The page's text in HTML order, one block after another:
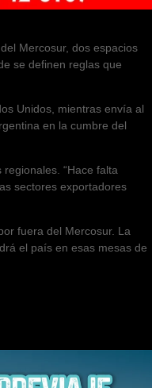
Mercosur, dos espacios
se definen reglas que
Unidos, mientras envía al
en la cumbre del
“Hace falta
sectores exportadores
fuera del Mercosur. La
el país en esas mesas de